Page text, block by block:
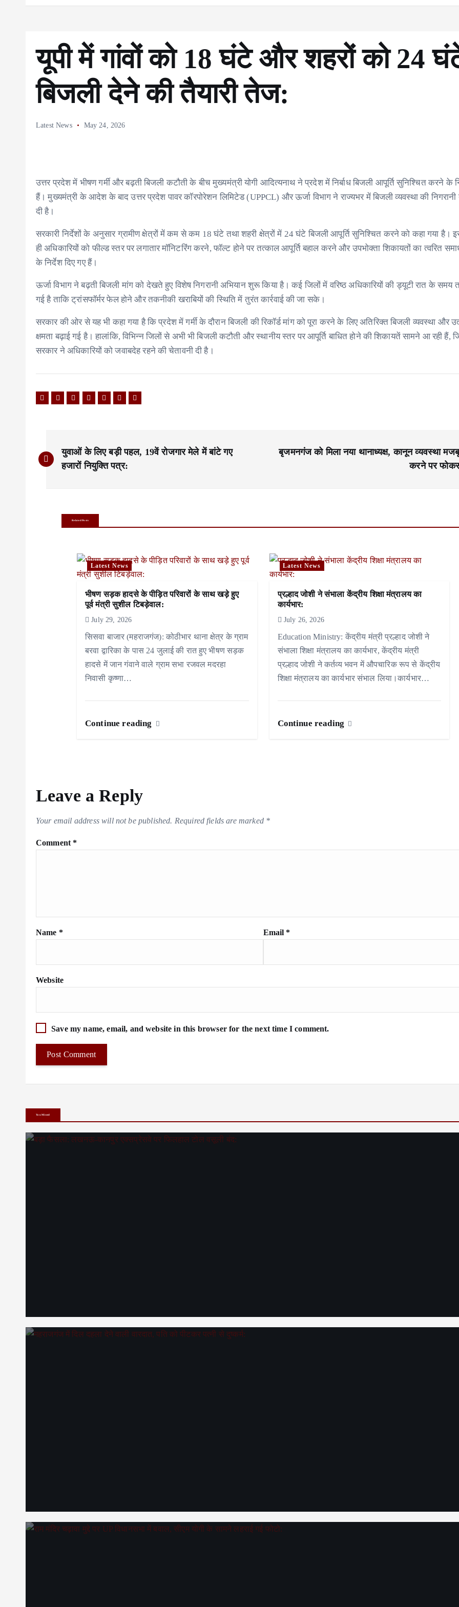
यूपी में गांवों को 18 घंटे और शहरों को 24
बिजली देने की तैयारी तेज:
Latest News May 24, 2026
उत्तर प्रदेश में भीषण गर्मी और बढ़ती बिजली कटौती के बीच मुख्यमंत्री योगी आदित्यनाथ ने प्रदेश में निर्बाध बिजली आपूर्ति सुनिश्चित करने के
हैं। मुख्यमंत्री के आदेश के बाद उत्तर प्रदेश पावर कॉरपोरेशन लिमिटेड (UPPCL) और ऊर्जा विभाग ने राज्यभर में बिजली व्यवस्था की
दी है।
सरकारी निर्देशों के अनुसार ग्रामीण क्षेत्रों में कम से कम 18 घंटे तथा शहरी क्षेत्रों में 24 घंटे बिजली आपूर्ति सुनिश्चित करने को कहा गया है।
ही अधिकारियों को फील्ड स्तर पर लगातार मॉनिटरिंग करने, फॉल्ट होने पर तत्काल आपूर्ति बहाल करने और उपभोक्ता शिकायतों का त्वरित
के निर्देश दिए गए हैं।
ऊर्जा विभाग ने बढ़ती बिजली मांग को देखते हुए विशेष निगरानी अभियान शुरू किया है। कई जिलों में वरिष्ठ अधिकारियों की ड्यूटी रात के समय
गई है ताकि ट्रांसफॉर्मर फेल होने और तकनीकी खराबियों की स्थिति में तुरंत कार्रवाई की जा सके।
सरकार की ओर से यह भी कहा गया है कि प्रदेश में गर्मी के दौरान बिजली की रिकॉर्ड मांग को पूरा करने के लिए अतिरिक्त बिजली व्यवस्था और
क्षमता बढ़ाई गई है। हालांकि, विभिन्न जिलों से अभी भी बिजली कटौती और स्थानीय स्तर पर आपूर्ति बाधित होने की शिकायतें सामने आ रही हैं,
सरकार ने अधिकारियों को जवाबदेह रहने की चेतावनी दी है।
o
युवाओं के लिए बड़ी पहल, 19वें रोजगार मेले में बांटे गए
हजारों नियुक्ति पत्र:
बृजमनगंज को मिला नया थानाध्यक्ष, कानून व्यवस्था
करने पर
Related Posts
Latest News
भीषण सड़क हादसे के पीड़ित परिवारों के साथ खड़े हुए
पूर्व मंत्री सुशील टिबड़ेवाल:
July 29, 2026
सिसवा बाजार (महराजगंज): कोठीभार थाना क्षेत्र के ग्राम
बरवा द्वारिका के पास 24 जुलाई की रात हुए भीषण सड़क
हादसे में जान गंवाने वाले ग्राम सभा रजवल मदरहा
निवासी कृष्णा…
Continue reading
Latest News
प्रल्हाद जोशी ने संभाला केंद्रीय शिक्षा मंत्रालय का
कार्यभार:
July 26, 2026
Education Ministry: केंद्रीय मंत्री प्रल्हाद जोशी ने
संभाला शिक्षा मंत्रालय का कार्यभार, केंद्रीय मंत्री
प्रल्हाद जोशी ने कर्तव्य भवन में औपचारिक रूप से केंद्रीय
शिक्षा मंत्रालय का कार्यभार संभाल लिया।कार्यभार…
Continue reading
Leave a Reply
Your email address will not be published. Required fields are marked *
Comment *
Name * Email *
Website
Save my name, email, and website in this browser for the next time I comment.
You Missed